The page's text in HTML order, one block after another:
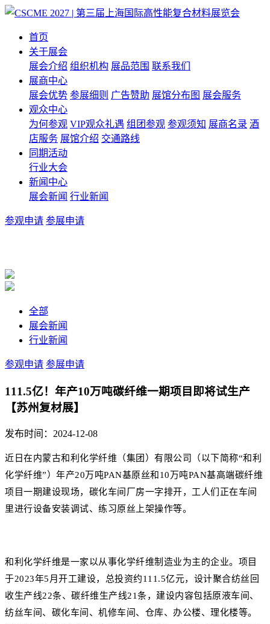
首页
关于展会
展会介绍 组织机构 展品范围 联系我们
展商中心
展会优势 参展细则 广告赞助 展馆分布图 展会服务
观众中心
为何参观 VIP观众礼遇 组团参观 参观须知 展商名录 酒
店服务 展馆介绍 交通路线
同期活动
行业大会
新闻中心
展会新闻 行业新闻
参观申请 参展申请
全部
展会新闻
行业新闻
参观申请 参展申请
111.5亿！年产10万吨碳纤维一期项目即将试生产
【苏州复材展】
发布时间：2024-12-08
近日在内蒙古和利化学纤维（集团）有限公司（以下简称“和利
化学纤维”）年产20万吨PAN基原丝和10万吨PAN基高端碳纤维
项目一期建设现场，碳化车间厂房一字排开，工人们正在车间
里进行设备安装调试、练习原丝上架操作等。
和利化学纤维是一家以从事化学纤维制造业为主的企业。项目
于2023年5月开工建设，总投资约111.5亿元，设计聚合纺丝回
收生产线22条、碳纤维生产线21条，建设内容包括原液车间、
纺丝车间、碳化车间、机修车间、仓库、办公楼、理化楼等。